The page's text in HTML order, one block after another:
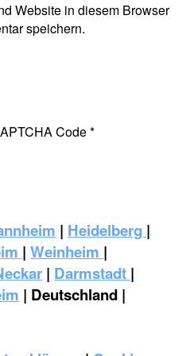
Website in diesem Browser
speichern.
Code*
| Heidelberg |
| Weinheim |
| Darmstadt |
| Deutschland |